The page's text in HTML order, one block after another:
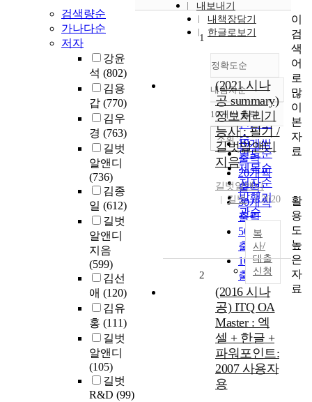
검색량순
가나다순
저자
강윤
석 (802)
김용
갑 (770)
김우
경 (763)
길벗
알앤디
(736)
김종
일 (612)
길벗
알앤디
지음
(599)
김선
애 (120)
김유
홍 (111)
길벗
알앤디
(105)
길벗
R&D (99)
내보내기
내책장담기
한글로보기
정확도순
정확도
순
인기도
순
연도순
제목순
저자순
발행기
관순
내림차순
내림차순
10개씩 출력
10개씩
출력
20개씩
출력
30개씩
출력
50개씩
출력
100개씩
출력
조회
1
(2021 시나
공 summary)
정보처리기
능사 : 필기 /
길벗알앤디
지음
길벗알앤디
길벗
2020
복
사/
대출
신청
2
(2016 시나
공) ITQ OA
Master : 엑
셀 + 한글 +
파워포인트:
2007 사용자
용
이
검
색
어
로
많
이
본
자
료
활
용
도
높
은
자
료